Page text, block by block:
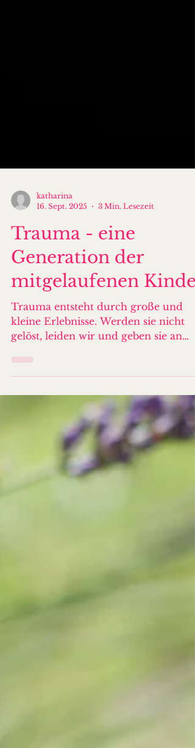
16. Sept. 2025
3 Min. Lesezeit
Trauma - eine
Generation der
mitgelaufenen Kinder
Trauma entsteht durch große und
gelöst, leiden wir und geben sie an
unsere Kinder weiter. Halte es auf.